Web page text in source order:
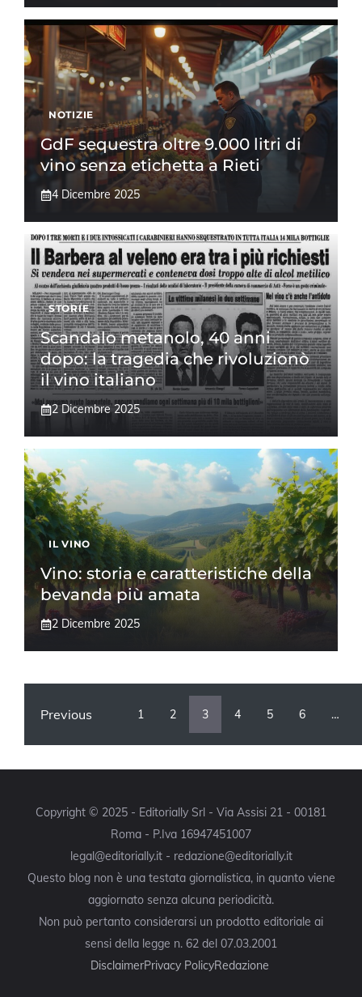
NOTIZIE
GdF sequestra oltre 9.000 litri di
vino senza etichetta a Rieti
4 Dicembre 2025
STORIE
Scandalo metanolo, 40 anni
dopo: la tragedia che rivoluzionò
il vino italiano
2 Dicembre 2025
IL VINO
Vino: storia e caratteristiche della
bevanda più amata
2 Dicembre 2025
Previous 1 2 3 4 5 6 …
Copyright © 2025 - Editorially Srl - Via Assisi 21 - 00181
Roma - P.Iva 16947451007
legal@editorially.it - redazione@editorially.it
Questo blog non è una testata giornalistica, in quanto viene
aggiornato senza alcuna periodicità.
Non può pertanto considerarsi un prodotto editoriale ai
sensi della legge n. 62 del 07.03.2001
DisclaimerPrivacy PolicyRedazione